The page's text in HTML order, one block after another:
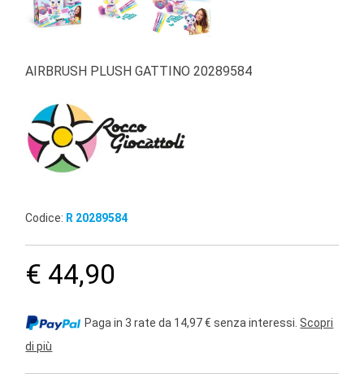
AIRBRUSH PLUSH GATTINO 20289584
Codice: R 20289584
€ 44,90
Paga in 3 rate da 14,97 € senza interessi.Scopri
di più